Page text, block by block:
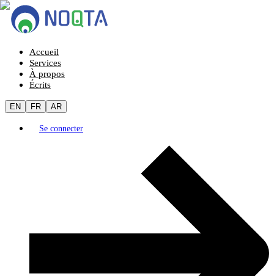
Accueil
Services
À propos
Écrits
EN FR AR
Se connecter